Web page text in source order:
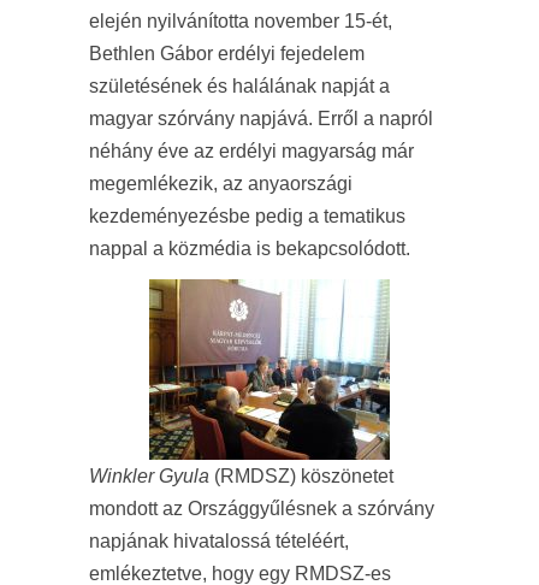
elején nyilvánította november 15-ét,
Bethlen Gábor erdélyi fejedelem
születésének és halálának napját a
magyar szórvány napjává. Erről a napról
néhány éve az erdélyi magyarság már
megemlékezik, az anyaországi
kezdeményezésbe pedig a tematikus
nappal a közmédia is bekapcsolódott.
Winkler Gyula (RMDSZ) köszönetet
mondott az Országgyűlésnek a szórvány
napjának hivatalossá tételéért,
emlékeztetve, hogy egy RMDSZ-es